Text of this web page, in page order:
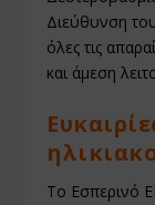
Διεύθυνση
όλες τις
και άμεση
Το Εσπερινό